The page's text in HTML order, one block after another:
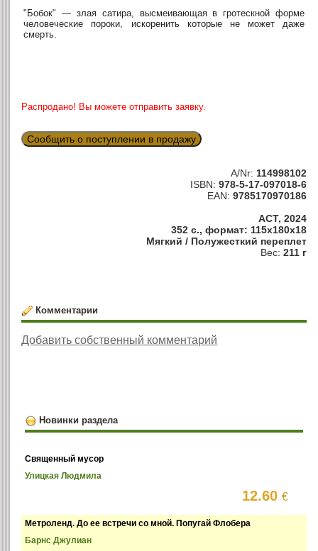
"Бобок" — злая сатира, высмеивающая в гротескной форме
человеческие пороки, искоренить которые не может даже
смерть.
Распродано! Вы можете отправить заявку.
Сообщить о поступлении в продажу
A/Nr: 114998102
ISBN: 978-5-17-097018-6
EAN: 9785170970186
АСТ, 2024
352 с., формат: 115x180x18
Мягкий / Полужесткий переплет
Вес: 211 г
Комментарии
Добавить собственный комментарий
Новинки раздела
Священный мусор
Улицкая Людмила
12.60€
Метроленд. До ее встречи со мной. Попугай Флобера
Барнс Джулиан